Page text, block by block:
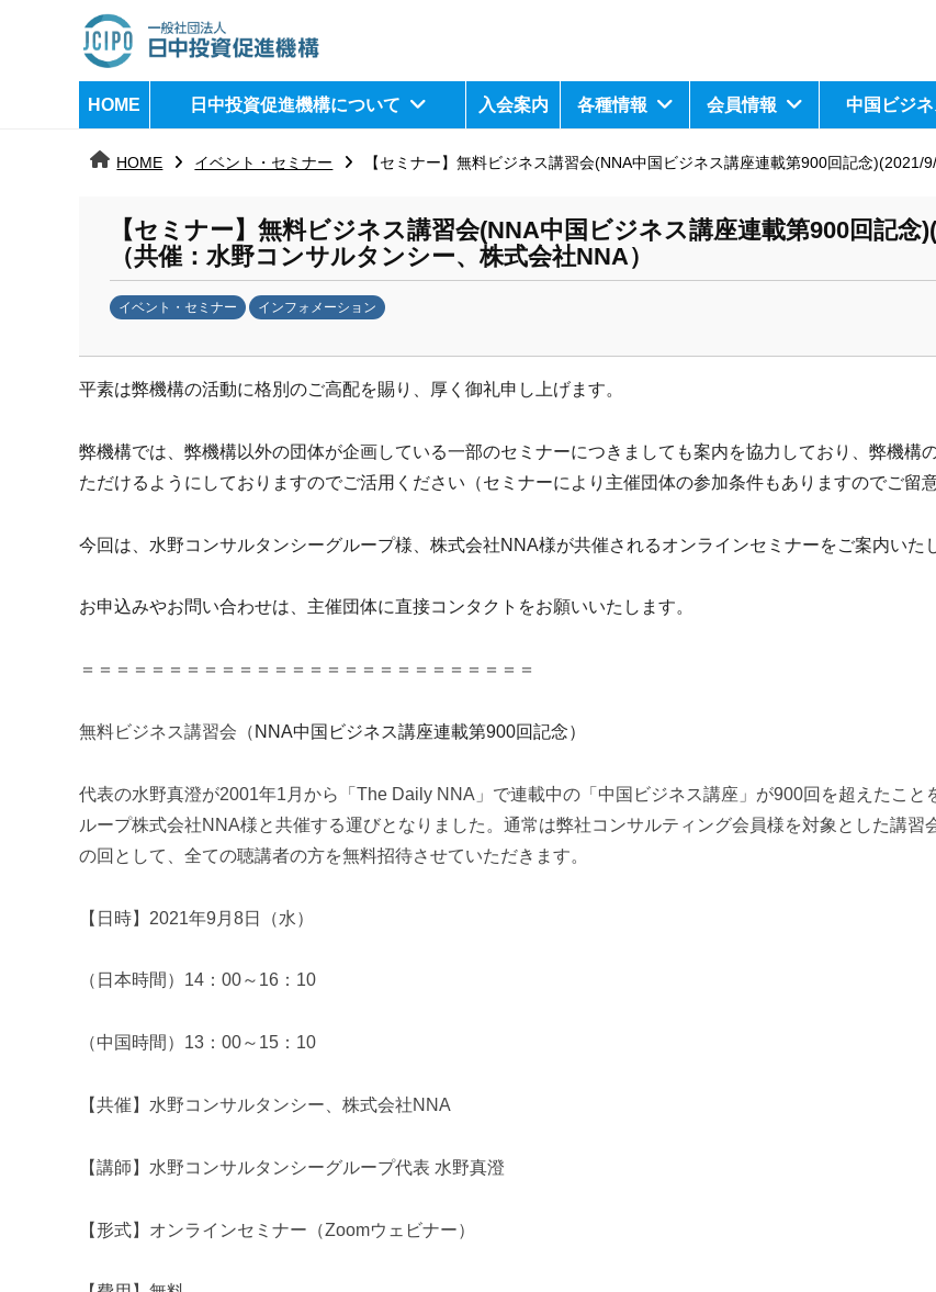
日
中
j
HOME 日中投資促進機構について 入会案内 各種情報 会員情報 中国ビジ
HOME イベント・セミナー 【セミナー】無料ビジネス講習会(NNA中国ビジネス講座連載第900回記念)(2021/
【セミナー】無料ビジネス講習会(NNA中国ビジネス講座連載第900回記念
（共催：水野コンサルタンシー、株式会社NNA）
イベント・セミナー インフォメーション
k
n
a
i
平素は弊機構の活動に格別のご高配を賜り、厚く御礼申し上げます。
弊機構では、弊機構以外の団体が企画している一部のセミナーにつきましても案内を協力しており、弊機構
ただけるようにしておりますのでご活用ください（セミナーにより主催団体の参加条件もありますのでご留
今回は、水野コンサルタンシーグループ様、株式会社NNA様が共催されるオンラインセミナーをご案内いた
お申込みやお問い合わせは、主催団体に直接コンタクトをお願いいたします。
＝＝＝＝＝＝＝＝＝＝＝＝＝＝＝＝＝＝＝＝＝＝＝＝＝＝
無料ビジネス講習会（ NNA中国ビジネス講座連載第900回記念）
代表の水野真澄が2001年1 月から「 The Daily NNA 」で連載中の「中国ビジネス講座」が900回を超えたこと
ループ株式会社NNA様と共催する運びとなりました。通常は弊社コンサルティング会員様を対象とした講習
の回として、全ての聴講者の方を無料招待させていただきます。
【日時】2021年9月8日（水）
（日本時間）14：00～16：10
（中国時間）13：00～15：10
【共催】水野コンサルタンシー、株式会社NNA
【講師】水野コンサルタンシーグループ代表 水野真澄
【形式】オンラインセミナー（Zoomウェビナー）